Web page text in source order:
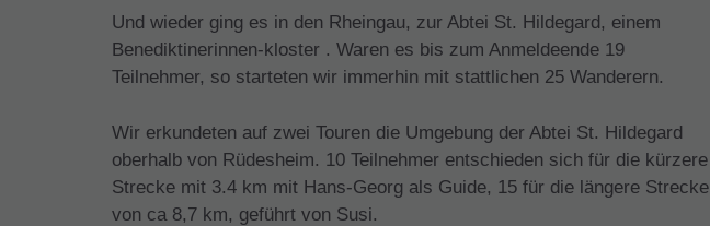
Und wieder ging es in den Rheingau, zur Abtei St. Hildegard, einem
Benediktinerinnen-kloster . Waren es bis zum Anmeldeende 19
Teilnehmer, so starteten wir immerhin mit stattlichen 25 Wanderern.
Wir erkundeten auf zwei Touren die Umgebung der Abtei St. Hildegard
oberhalb von Rüdesheim. 10 Teilnehmer entschieden sich für die kürzere
Strecke mit 3.4 km mit Hans-Georg als Guide, 15 für die längere Strecke
von ca 8,7 km, geführt von Susi.